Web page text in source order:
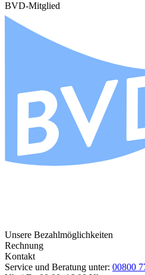
BVD-Mitglied
Unsere Bezahlmöglichkeiten
Rechnung
Kontakt
Service und Beratung unter: 00800